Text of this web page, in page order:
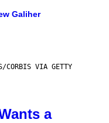
Galiher
CORBIS VIA GETTY
a